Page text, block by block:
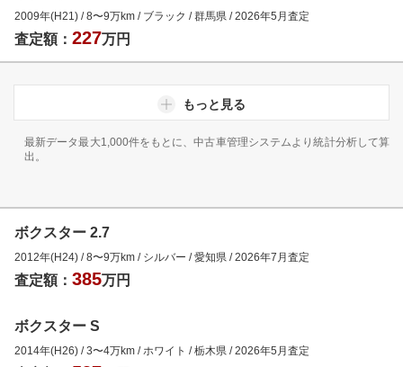
2009年(H21) /8〜9万km / ブラック /群馬県 /2026年5月査定
査定額： 227万円
もっと見る
最新データ最大1,000件をもとに、中古車管理システムより統計分析して算
出。
ボクスター 2.7
2012年(H24) /8〜9万km / シルバー /愛知県 /2026年7月査定
査定額： 385万円
ボクスター S
2014年(H26) /3〜4万km / ホワイト /栃木県 /2026年5月査定